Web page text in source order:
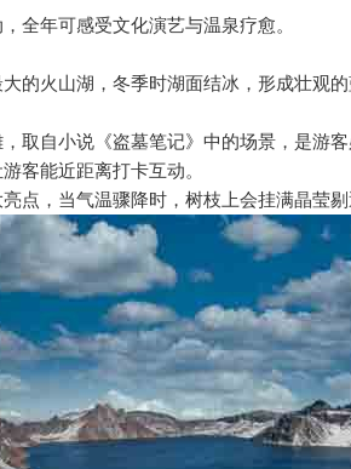
全年可感受文化演艺与温泉疗愈。
的火山湖，冬季时湖面结冰，形成壮观
取自小说《盗墓笔记》中的场景，是游
客能近距离打卡互动。
点，当气温骤降时，树枝上会挂满晶莹剔